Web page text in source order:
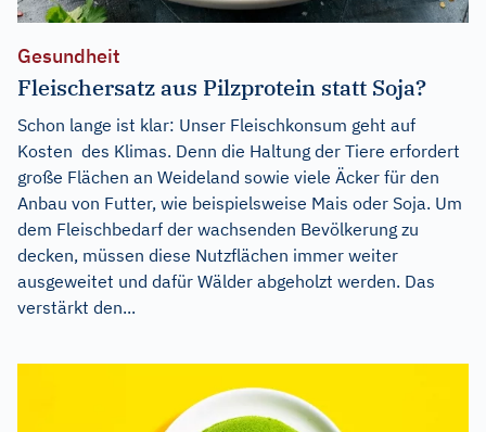
Gesundheit
Fleischersatz aus Pilzprotein statt Soja?
Schon lange ist klar: Unser Fleischkonsum geht auf
Kosten des Klimas. Denn die Haltung der Tiere erfordert
große Flächen an Weideland sowie viele Äcker für den
Anbau von Futter, wie beispielsweise Mais oder Soja. Um
dem Fleischbedarf der wachsenden Bevölkerung zu
decken, müssen diese Nutzflächen immer weiter
ausgeweitet und dafür Wälder abgeholzt werden. Das
verstärkt den...